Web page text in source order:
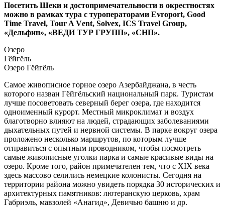
Посетить Шеки и достопримечательности в окрестностях
можно в рамках тура с туроператорами Evroport, Good
Time Travel, Tour A Vеnt, Solvex, ICS Travel Group,
«Дельфин», «ВЕДИ ТУР ГРУПП», «СНП».
Озеро
Гёйгёль
Озеро Гёйгёль
Самое живописное горное озеро Азербайджана, в честь
которого назван Гёйгёльский национальный парк. Туристам
лучше посоветовать северный берег озера, где находится
одноименный курорт. Местный микроклимат и воздух
благотворно влияют на людей, страдающих заболеваниями
дыхательных путей и нервной системы. В парке вокруг озера
проложено несколько маршрутов, по которым лучше
отправиться с опытным проводником, чтобы посмотреть
самые живописные уголки парка и самые красивые виды на
озеро. Кроме того, район примечателен тем, что с XIX века
здесь массово селились немецкие колонисты. Сегодня на
территории района можно увидеть порядка 30 исторических и
архитектурных памятников: лютеранскую церковь, храм
Габриэль, мавзолей «Анагид», Девичью башню и др.